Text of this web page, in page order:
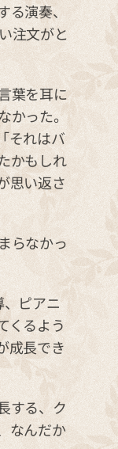
演奏、
注文がと
葉を耳に
かった。
それはバ
かもしれ
思い返さ
らなかっ
ピアニ
くるよう
成長でき
する、ク
なんだか